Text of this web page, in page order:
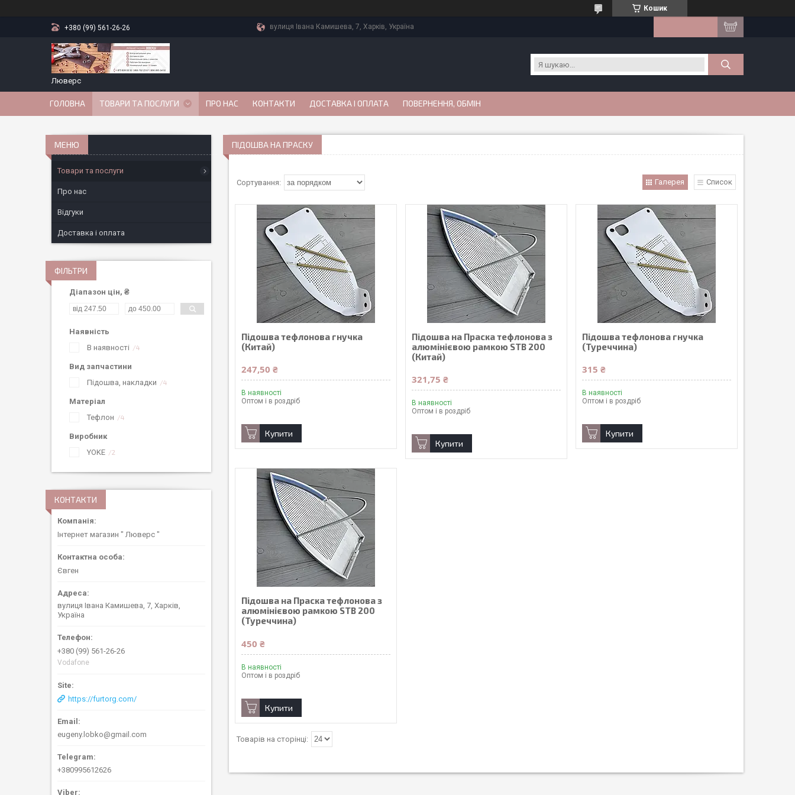
Кошик
+380 (99) 561-26-26 вулиця Івана Камишева, 7, Харків, Україна
Люверс
ГОЛОВНА ТОВАРИ ТА ПОСЛУГИ ПРО НАС КОНТАКТИ ДОСТАВКА І ОПЛАТА ПОВЕРНЕННЯ, ОБМІН
ПІДОШВА НА ПРАСКУ
Галерея Список
Підошва тефлонова гнучка
(Китай)
247,50 ₴
В наявності
Оптом і в роздріб
Купити
Підошва на Праска тефлонова з
алюмінієвою рамкою STB 200
(Китай)
321,75 ₴
В наявності
Оптом і в роздріб
Купити
Підошва тефлонова гнучка
(Туреччина)
315 ₴
В наявності
Оптом і в роздріб
Купити
Підошва на Праска тефлонова з
алюмінієвою рамкою STB 200
(Туреччина)
450 ₴
В наявності
Оптом і в роздріб
Купити
Товари та послуги
Про нас
Відгуки
Доставка і оплата
ФІЛЬТРИ
Діапазон цін, ₴
Наявність
В наявності
4
Вид запчастини
Підошва, накладки
4
Матеріал
Тефлон
4
Виробник
YOKE
2
КОНТАКТИ
Інтернет магазин " Люверс "
Євген
вулиця Івана Камишева, 7, Харків,
Україна
+380 (99) 561-26-26
Vodafone
https://furtorg.com/
eugeny.lobko@gmail.com
+380995612626